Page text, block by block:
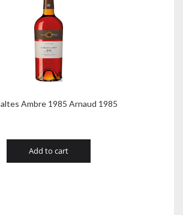
Ambre 1985 Arnaud 1985
Add to cart